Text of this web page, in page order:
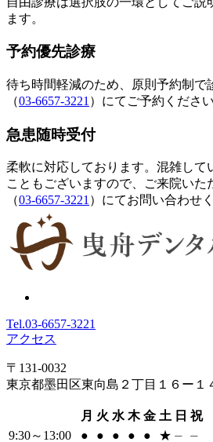
ます。
予約優先診療
待ち時間軽減のため、原則予約制で
（03-6657-3221 ）にてご予約ください
急患随時受付
柔軟に対応しております。混雑して
こともございますので、ご来院いた
（03-6657-3221）にてお問い合わせ
Tel.03-6657-3221
アクセス
〒131-0032
東京都墨田区東向島２丁目１６ー１
月 火 水 木 金 土 日 祝
9:30～13:00
● ● ● ● ● ★ ⏤ ⏤